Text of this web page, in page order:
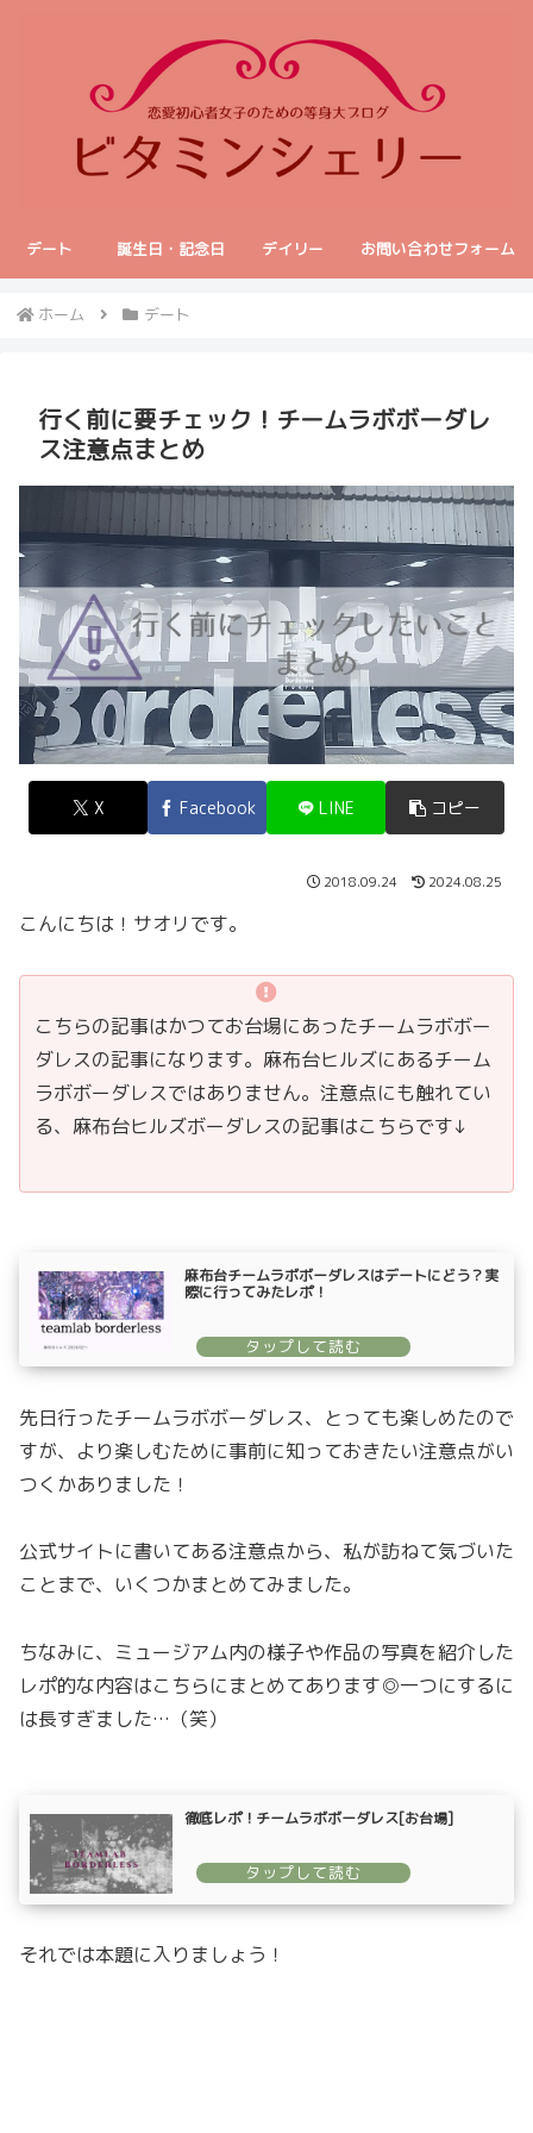
デート 誕生日・記念日 デイリー お問い合わせフォーム
ホーム デート
行く前に要チェック！チームラボボーダレ
ス注意点まとめ
X Facebook LINE コピー
2018.09.24 2024.08.25
こんにちは！サオリです。
こちらの記事はかつてお台場にあったチームラボボー
ダレスの記事になります。麻布台ヒルズにあるチーム
ラボボーダレスではありません。注意点にも触れてい
る、麻布台ヒルズボーダレスの記事はこちらです↓
麻布台チームラボボーダレスはデートにどう？実
際に行ってみたレポ！
先日行ったチームラボボーダレス、とっても楽しめたので
すが、より楽しむために事前に知っておきたい注意点がい
つくかありました！
公式サイトに書いてある注意点から、私が訪ねて気づいた
ことまで、いくつかまとめてみました。
ちなみに、ミュージアム内の様子や作品の写真を紹介した
レポ的な内容はこちらにまとめてあります◎一つにするに
は長すぎました…（笑）
徹底レポ！チームラボボーダレス[お台場]
それでは本題に入りましょう！